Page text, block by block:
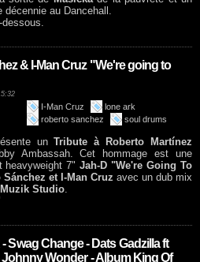
au Dancehall.
& I-Man Cruz "We're going to
I-Man Cruz
lone ark
roberto sanchez
soul drums
unTribute à Roberto Martínez
Ambassah. Cet hommage est une
heavyweight 7"Jah-D "We're Going To
Sánchez et I-Man Cruz avec un dub mix
Studio.
Swag Change - Dats Gadzilla ft
Wonder - Album King Of